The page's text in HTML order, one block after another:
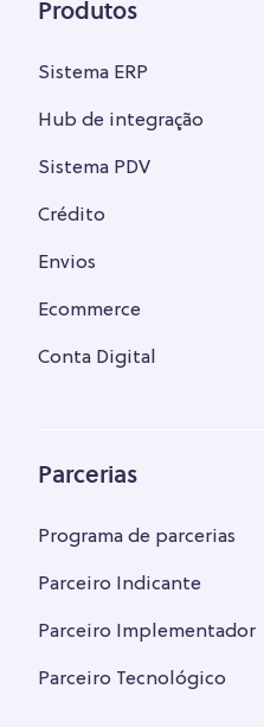
Produtos
Sistema ERP
Hub de integração
Sistema PDV
Crédito
Envios
Ecommerce
Conta Digital
Parcerias
Programa de parcerias
Parceiro Indicante
Parceiro Implementador
Parceiro Tecnológico